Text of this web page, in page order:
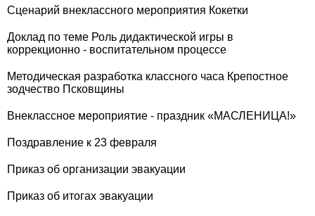
Сценарий внеклассного мероприятия Кокетки
Доклад по теме Роль дидактической игры в
коррекционно - воспитательном процессе
Методическая разработка классного часа Крепостное
зодчество Псковщины
Внеклассное мероприятие - праздник «МАСЛЕНИЦА!»
Поздравление к 23 февраля
Приказ об организации эвакуации
Приказ об итогах эвакуации